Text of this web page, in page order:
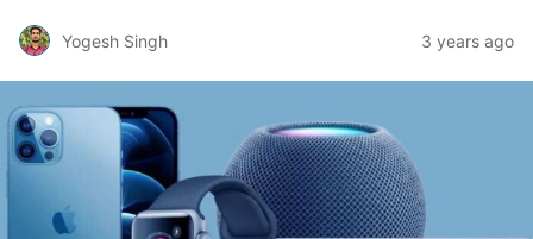
Yogesh Singh 3 years ago